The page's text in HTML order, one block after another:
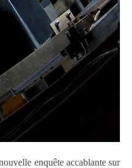
enquête accablante sur